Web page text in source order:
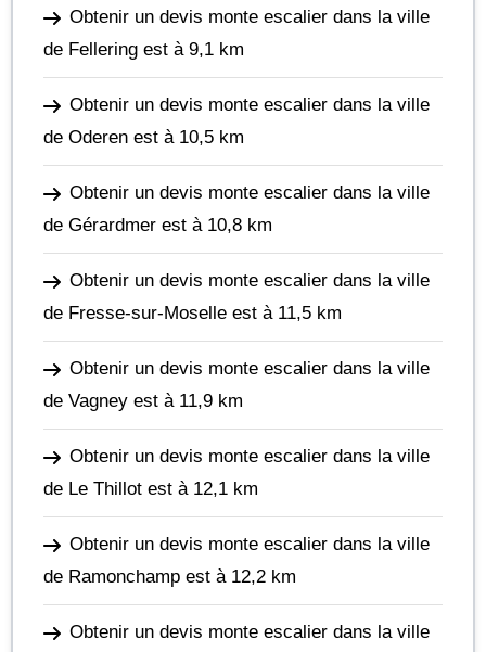
Obtenir un devis monte escalier dans la ville
de Fellering est à 9,1 km
Obtenir un devis monte escalier dans la ville
de Oderen est à 10,5 km
Obtenir un devis monte escalier dans la ville
de Gérardmer est à 10,8 km
Obtenir un devis monte escalier dans la ville
de Fresse-sur-Moselle est à 11,5 km
Obtenir un devis monte escalier dans la ville
de Vagney est à 11,9 km
Obtenir un devis monte escalier dans la ville
de Le Thillot est à 12,1 km
Obtenir un devis monte escalier dans la ville
de Ramonchamp est à 12,2 km
Obtenir un devis monte escalier dans la ville